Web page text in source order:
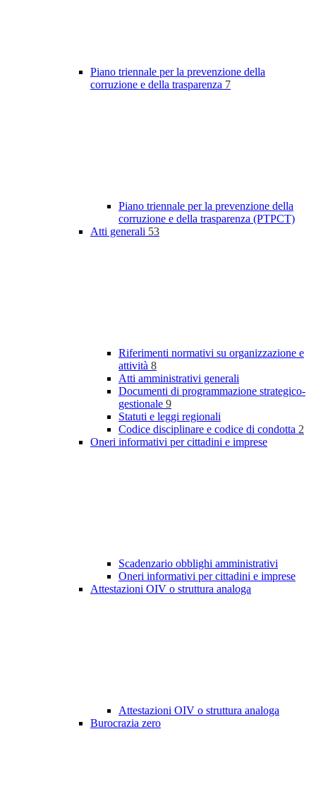
Piano triennale per la prevenzione della
corruzione e della trasparenza 7
Piano triennale per la prevenzione della
corruzione e della trasparenza (PTPCT)
Atti generali 53
Riferimenti normativi su organizzazione e
attività 8
Atti amministrativi generali
Documenti di programmazione strategico-
gestionale 9
Statuti e leggi regionali
Codice disciplinare e codice di condotta 2
Oneri informativi per cittadini e imprese
Scadenzario obblighi amministrativi
Oneri informativi per cittadini e imprese
Attestazioni OIV o struttura analoga
Attestazioni OIV o struttura analoga
Burocrazia zero